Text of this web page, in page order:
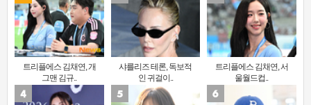
트리플에스 김채연, 개
그맨 김규..
샤를리즈 테론, 독보적
인 귀걸이..
트리플에스 김채연, 서
울월드컵..